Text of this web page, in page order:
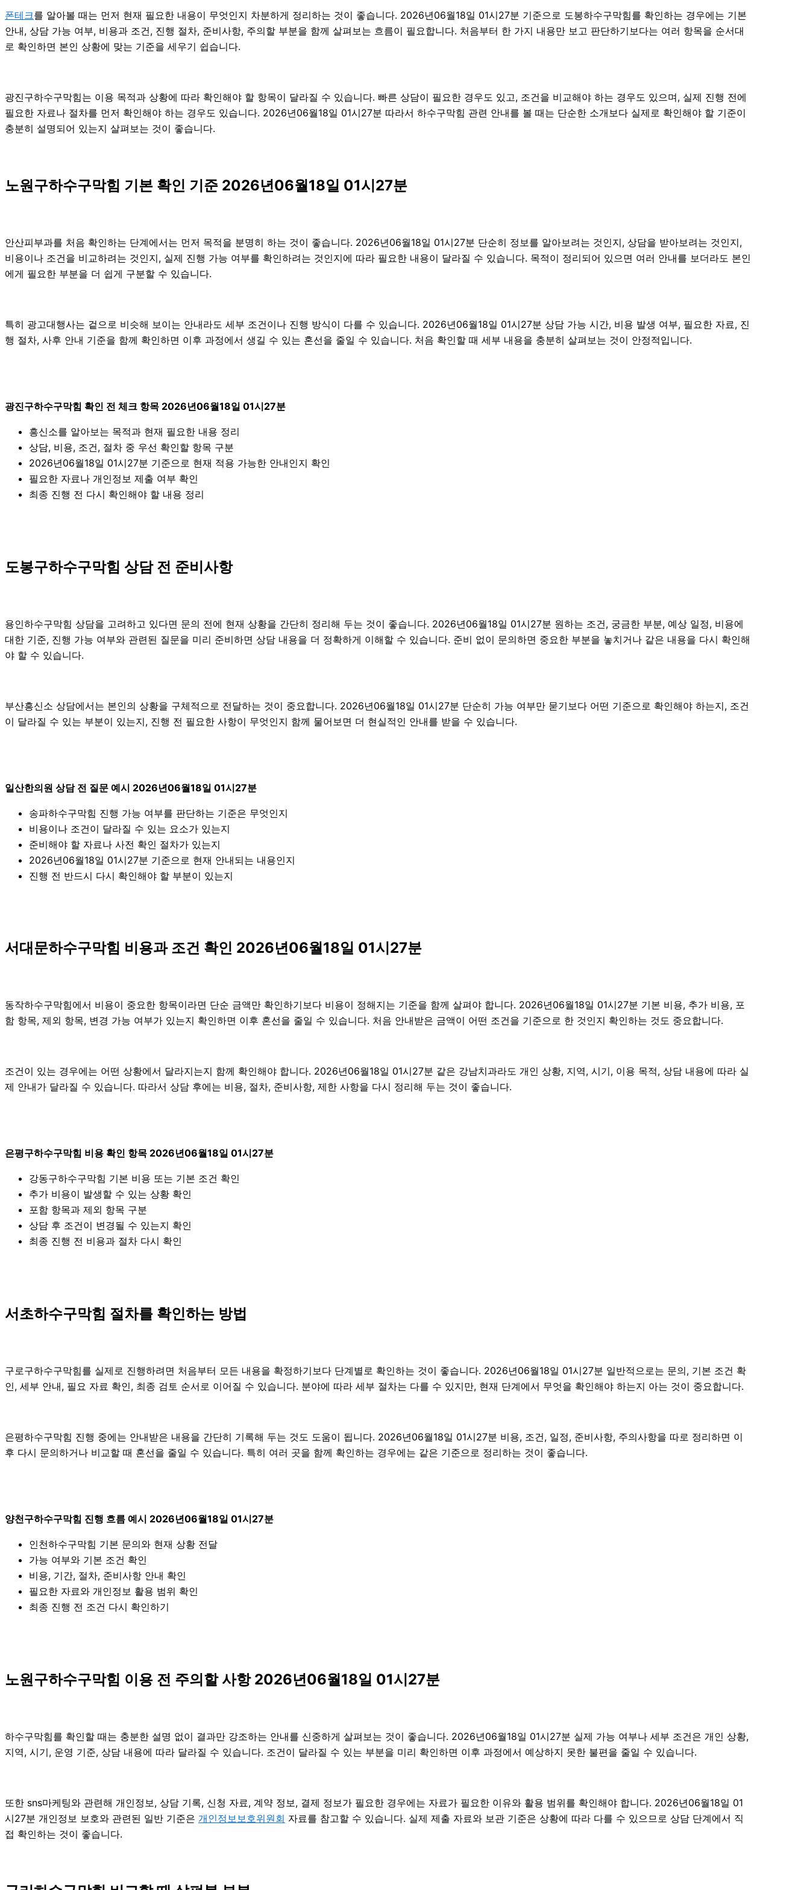
폰테크를 알아볼 때는 먼저 현재 필요한 내용이 무엇인지 차분하게 정리하는 것이 좋습니다. 2026년06월18일 01시27분 기준으로 도봉하수구막힘를 확인하는 경우에는 기본
안내, 상담 가능 여부, 비용과 조건, 진행 절차, 준비사항, 주의할 부분을 함께 살펴보는 흐름이 필요합니다. 처음부터 한 가지 내용만 보고 판단하기보다는 여러 항목을 순서대
로 확인하면 본인 상황에 맞는 기준을 세우기 쉽습니다.
광진구하수구막힘는 이용 목적과 상황에 따라 확인해야 할 항목이 달라질 수 있습니다. 빠른 상담이 필요한 경우도 있고, 조건을 비교해야 하는 경우도 있으며, 실제 진행 전에
필요한 자료나 절차를 먼저 확인해야 하는 경우도 있습니다. 2026년06월18일 01시27분 따라서 하수구막힘 관련 안내를 볼 때는 단순한 소개보다 실제로 확인해야 할 기준이
충분히 설명되어 있는지 살펴보는 것이 좋습니다.
노원구하수구막힘 기본 확인 기준 2026년06월18일 01시27분
안산피부과를 처음 확인하는 단계에서는 먼저 목적을 분명히 하는 것이 좋습니다. 2026년06월18일 01시27분 단순히 정보를 알아보려는 것인지, 상담을 받아보려는 것인지,
비용이나 조건을 비교하려는 것인지, 실제 진행 가능 여부를 확인하려는 것인지에 따라 필요한 내용이 달라질 수 있습니다. 목적이 정리되어 있으면 여러 안내를 보더라도 본인
에게 필요한 부분을 더 쉽게 구분할 수 있습니다.
특히 광고대행사는 겉으로 비슷해 보이는 안내라도 세부 조건이나 진행 방식이 다를 수 있습니다. 2026년06월18일 01시27분 상담 가능 시간, 비용 발생 여부, 필요한 자료, 진
행 절차, 사후 안내 기준을 함께 확인하면 이후 과정에서 생길 수 있는 혼선을 줄일 수 있습니다. 처음 확인할 때 세부 내용을 충분히 살펴보는 것이 안정적입니다.
광진구하수구막힘 확인 전 체크 항목 2026년06월18일 01시27분
흥신소를 알아보는 목적과 현재 필요한 내용 정리
상담, 비용, 조건, 절차 중 우선 확인할 항목 구분
2026년06월18일 01시27분 기준으로 현재 적용 가능한 안내인지 확인
필요한 자료나 개인정보 제출 여부 확인
최종 진행 전 다시 확인해야 할 내용 정리
도봉구하수구막힘 상담 전 준비사항
용인하수구막힘 상담을 고려하고 있다면 문의 전에 현재 상황을 간단히 정리해 두는 것이 좋습니다. 2026년06월18일 01시27분 원하는 조건, 궁금한 부분, 예상 일정, 비용에
대한 기준, 진행 가능 여부와 관련된 질문을 미리 준비하면 상담 내용을 더 정확하게 이해할 수 있습니다. 준비 없이 문의하면 중요한 부분을 놓치거나 같은 내용을 다시 확인해
야 할 수 있습니다.
부산흥신소 상담에서는 본인의 상황을 구체적으로 전달하는 것이 중요합니다. 2026년06월18일 01시27분 단순히 가능 여부만 묻기보다 어떤 기준으로 확인해야 하는지, 조건
이 달라질 수 있는 부분이 있는지, 진행 전 필요한 사항이 무엇인지 함께 물어보면 더 현실적인 안내를 받을 수 있습니다.
일산한의원 상담 전 질문 예시 2026년06월18일 01시27분
송파하수구막힘 진행 가능 여부를 판단하는 기준은 무엇인지
비용이나 조건이 달라질 수 있는 요소가 있는지
준비해야 할 자료나 사전 확인 절차가 있는지
2026년06월18일 01시27분 기준으로 현재 안내되는 내용인지
진행 전 반드시 다시 확인해야 할 부분이 있는지
서대문하수구막힘 비용과 조건 확인 2026년06월18일 01시27분
동작하수구막힘에서 비용이 중요한 항목이라면 단순 금액만 확인하기보다 비용이 정해지는 기준을 함께 살펴야 합니다. 2026년06월18일 01시27분 기본 비용, 추가 비용, 포
함 항목, 제외 항목, 변경 가능 여부가 있는지 확인하면 이후 혼선을 줄일 수 있습니다. 처음 안내받은 금액이 어떤 조건을 기준으로 한 것인지 확인하는 것도 중요합니다.
조건이 있는 경우에는 어떤 상황에서 달라지는지 함께 확인해야 합니다. 2026년06월18일 01시27분 같은 강남치과라도 개인 상황, 지역, 시기, 이용 목적, 상담 내용에 따라 실
제 안내가 달라질 수 있습니다. 따라서 상담 후에는 비용, 절차, 준비사항, 제한 사항을 다시 정리해 두는 것이 좋습니다.
은평구하수구막힘 비용 확인 항목 2026년06월18일 01시27분
강동구하수구막힘 기본 비용 또는 기본 조건 확인
추가 비용이 발생할 수 있는 상황 확인
포함 항목과 제외 항목 구분
상담 후 조건이 변경될 수 있는지 확인
최종 진행 전 비용과 절차 다시 확인
서초하수구막힘 절차를 확인하는 방법
구로구하수구막힘를 실제로 진행하려면 처음부터 모든 내용을 확정하기보다 단계별로 확인하는 것이 좋습니다. 2026년06월18일 01시27분 일반적으로는 문의, 기본 조건 확
인, 세부 안내, 필요 자료 확인, 최종 검토 순서로 이어질 수 있습니다. 분야에 따라 세부 절차는 다를 수 있지만, 현재 단계에서 무엇을 확인해야 하는지 아는 것이 중요합니다.
은평하수구막힘 진행 중에는 안내받은 내용을 간단히 기록해 두는 것도 도움이 됩니다. 2026년06월18일 01시27분 비용, 조건, 일정, 준비사항, 주의사항을 따로 정리하면 이
후 다시 문의하거나 비교할 때 혼선을 줄일 수 있습니다. 특히 여러 곳을 함께 확인하는 경우에는 같은 기준으로 정리하는 것이 좋습니다.
양천구하수구막힘 진행 흐름 예시 2026년06월18일 01시27분
인천하수구막힘 기본 문의와 현재 상황 전달
가능 여부와 기본 조건 확인
비용, 기간, 절차, 준비사항 안내 확인
필요한 자료와 개인정보 활용 범위 확인
최종 진행 전 조건 다시 확인하기
노원구하수구막힘 이용 전 주의할 사항 2026년06월18일 01시27분
하수구막힘를 확인할 때는 충분한 설명 없이 결과만 강조하는 안내를 신중하게 살펴보는 것이 좋습니다. 2026년06월18일 01시27분 실제 가능 여부나 세부 조건은 개인 상황,
지역, 시기, 운영 기준, 상담 내용에 따라 달라질 수 있습니다. 조건이 달라질 수 있는 부분을 미리 확인하면 이후 과정에서 예상하지 못한 불편을 줄일 수 있습니다.
또한 sns마케팅와 관련해 개인정보, 상담 기록, 신청 자료, 계약 정보, 결제 정보가 필요한 경우에는 자료가 필요한 이유와 활용 범위를 확인해야 합니다. 2026년06월18일 01
시27분 개인정보 보호와 관련된 일반 기준은 개인정보보호위원회 자료를 참고할 수 있습니다. 실제 제출 자료와 보관 기준은 상황에 따라 다를 수 있으므로 상담 단계에서 직
접 확인하는 것이 좋습니다.